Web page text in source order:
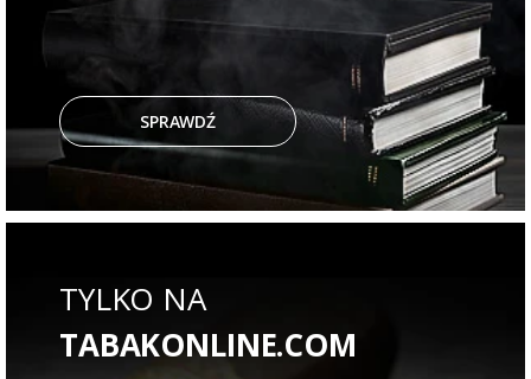
SPRAWDŹ
TYLKO NA
TABAKONLINE.COM